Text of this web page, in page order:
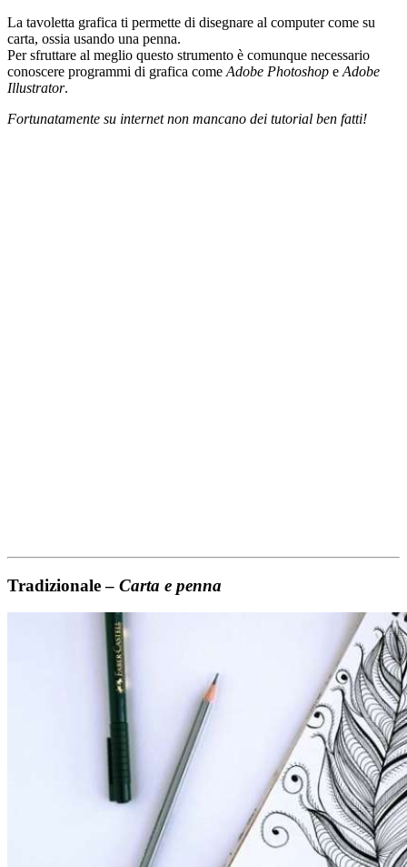
La tavoletta grafica ti permette di disegnare al computer come su
carta, ossia usando una penna.
Per sfruttare al meglio questo strumento è comunque necessario
conoscere programmi di grafica come Adobe Photoshop e Adobe
Illustrator.
Fortunatamente su internet non mancano dei tutorial ben fatti!
Tradizionale – Carta e penna